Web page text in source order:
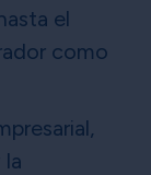
el
como